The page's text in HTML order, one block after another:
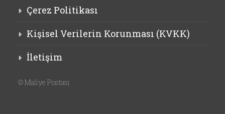
Çerez Politikası
Kişisel Verilerin Korunması (KVKK)
İletişim
©Maliye Postası